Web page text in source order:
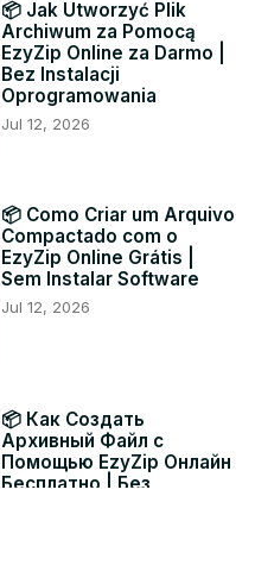
📦 Jak Utworzyć Plik
Archiwum za Pomocą
EzyZip Online za Darmo |
Bez Instalacji
Oprogramowania
Jul 12, 2026
📦 Como Criar um Arquivo
Compactado com o
EzyZip Online Grátis |
Sem Instalar Software
Jul 12, 2026
📦 Как Создать
Архивный Файл с
Помощью EzyZip Онлайн
Бесплатно | Без